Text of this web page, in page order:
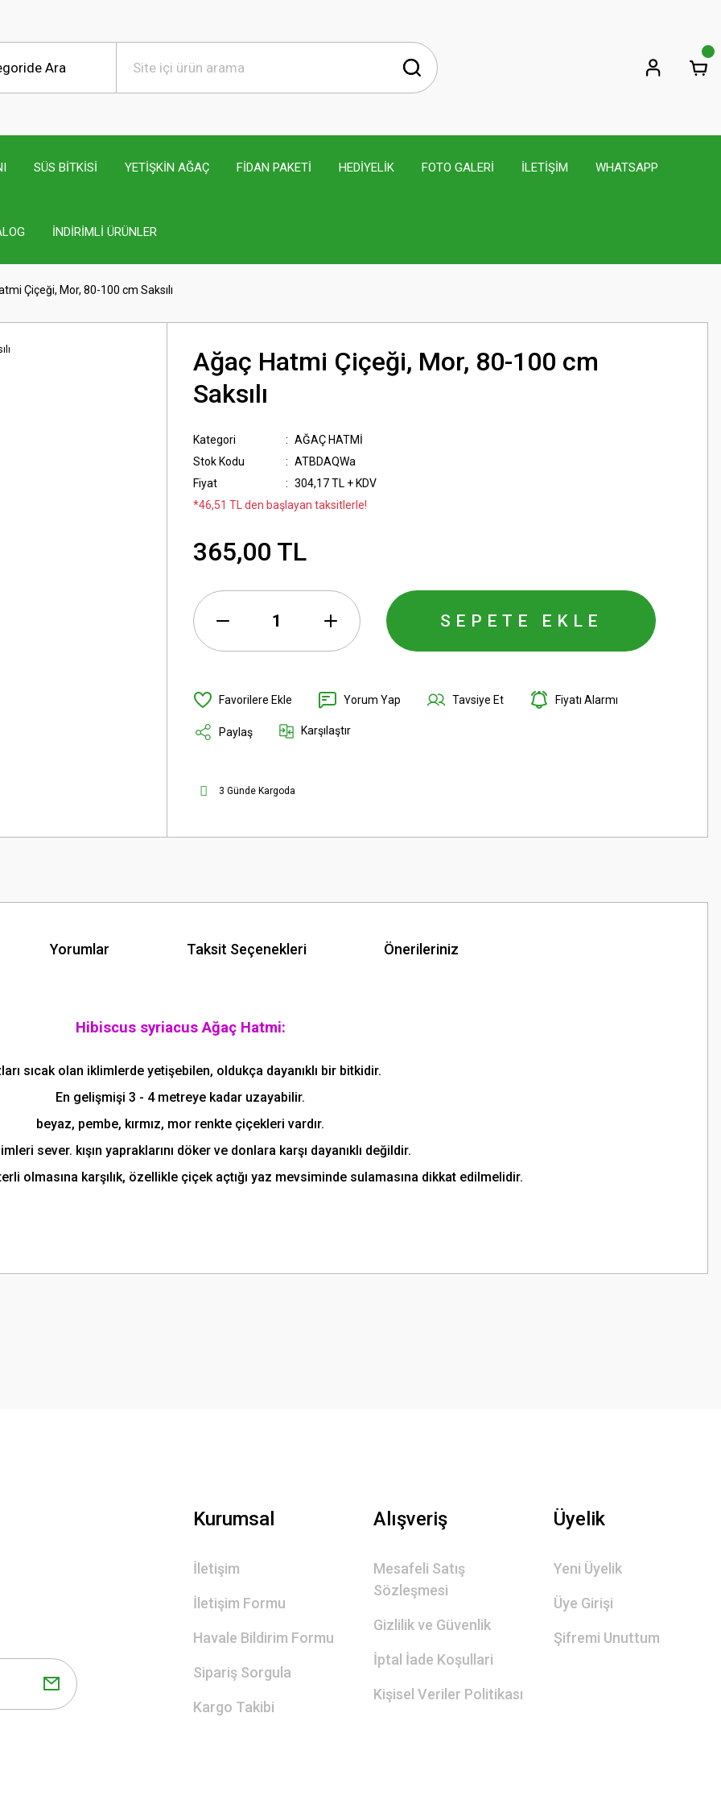
SÜS BİTKİSİ YETİŞKİN AĞAÇ FİDAN PAKETİ HEDİYELİK FOTO GALERİ İLETİŞİM WHATSAPP
İNDİRİMLİ ÜRÜNLER
Çiçeği, Mor, 80-100 cm Saksılı
Ağaç Hatmi Çiçeği, Mor, 80-100 cm
Saksılı
Kategori
AĞAÇ HATMİ
Stok Kodu
ATBDAQWa
Fiyat
304,17 TL + KDV
*46,51 TL den başlayan taksitlerle!
365,00 TL
SEPETE EKLE
Yorum Yap Tavsiye Et Fiyatı Alarmı
Paylaş Karşılaştır
3 Günde Kargoda
Yorumlar Taksit Seçenekleri Önerileriniz
Hibiscus syriacus Ağaç Hatmi:
sıcak olan iklimlerde yetişebilen, oldukça dayanıklı bir bitkidir.
En gelişmişi 3 - 4 metreye kadar uzayabilir.
beyaz, pembe, kırmız, mor renkte çiçekleri vardır.
sever. kışın yapraklarını döker ve donlara karşı dayanıklı değildir.
olmasına karşılık, özellikle çiçek açtığı yaz mevsiminde sulamasına dikkat edilmelidir.
Kurumsal
İletişim
İletişim Formu
Havale Bildirim Formu
Sipariş Sorgula
Kargo Takibi
Alışveriş
Mesafeli Satış
Sözleşmesi
Gizlilik ve Güvenlik
İptal İade Koşullari
Kişisel Veriler Politikası
Üyelik
Yeni Üyelik
Üye Girişi
Şifremi Unuttum